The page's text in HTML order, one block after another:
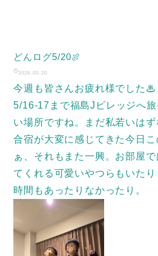
どんログ5/20🍖
2026-05-20
今週も皆さんお疲れ様でした♨
5/16-17まで福島Jビレッジへ
い場所ですね。まだ私若いは
合宿が大変に感じてきた今日
ぁ、それもまた一興。お部屋
てくれる可愛いやつらもいた
時間もあったりなかったり。